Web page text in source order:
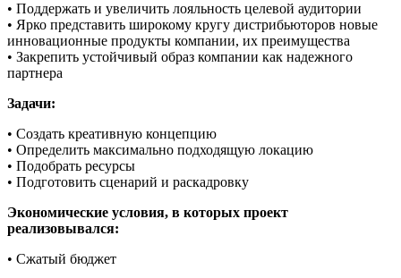
• Поддержать и увеличить лояльность целевой аудитории
• Ярко представить широкому кругу дистрибьюторов новые
инновационные продукты компании, их преимущества
• Закрепить устойчивый образ компании как надежного
партнера
Задачи:
• Создать креативную концепцию
• Определить максимально подходящую локацию
• Подобрать ресурсы
• Подготовить сценарий и раскадровку
Экономические условия, в которых проект
реализовывался:
• Сжатый бюджет